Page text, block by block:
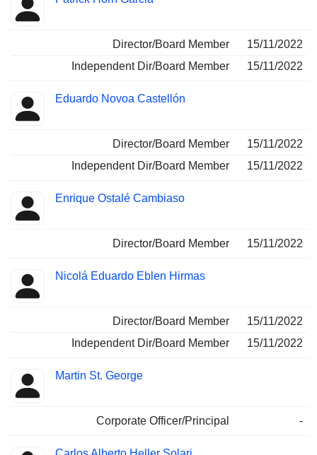
Director/Board Member
15/11/2022
Independent Dir/Board Member
15/11/2022
Eduardo Novoa Castellón
Director/Board Member
15/11/2022
Independent Dir/Board Member
15/11/2022
Enrique Ostalé Cambiaso
Director/Board Member 15/11/2022
Nicolá Eduardo Eblen Hirmas
Director/Board Member
15/11/2022
Independent Dir/Board Member
15/11/2022
Martin St. George
Corporate Officer/Principal -